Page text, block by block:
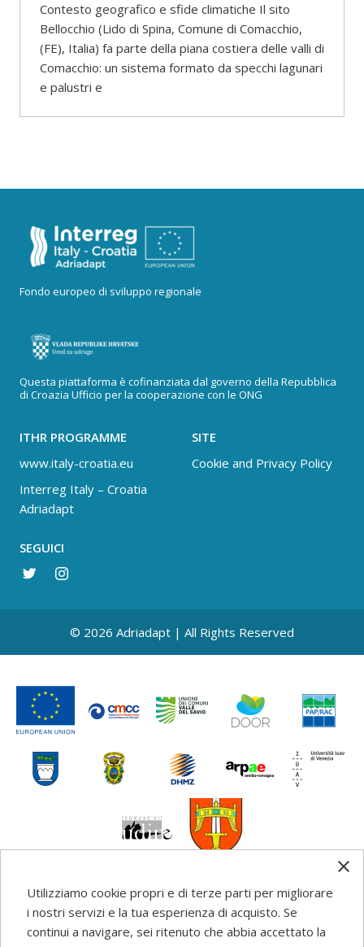
Contesto geografico e sfide climatiche Il sito
Bellocchio (Lido di Spina, Comune di Comacchio,
(FE), Italia) fa parte della piana costiera delle valli di
Comacchio: un sistema formato da specchi lagunari
e palustri e
Fondo europeo di sviluppo regionale
Questa piattaforma è cofinanziata dal governo della Repubblica
di Croazia Ufficio per la cooperazione con le ONG
ITHR PROGRAMME
www.italy-croatia.eu
Interreg Italy – Croatia
Adriadapt
SITE
Cookie and Privacy Policy
SEGUICI
© 2026 Adriadapt | All Rights Reserved
Any information, good practice guidance and
recommendations published on this web site reflects the
Utilizziamo cookie propri e di terze parti per migliorare
i nostri servizi e la tua esperienza di acquisto. Se
continui a navigare, sei ritenuto che abbia accettato la